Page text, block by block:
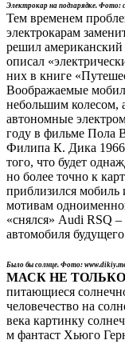
Электрокар на подзарядке. Фото:
Тем временем
электрокарам
решил
описал
них в книге
Воображаемые
небольшим колесом,
автономные
году в фильме Пола
Филипа К. Дика 1966
того, что будет
но более точно к
приблизился мобиль
мотивам
«снялся» Audi RSQ
автомобиля
Было бы солнце. Фото:
МАСК НЕ
питающиеся
человечество на
века картинку
м фантаст Хьюго